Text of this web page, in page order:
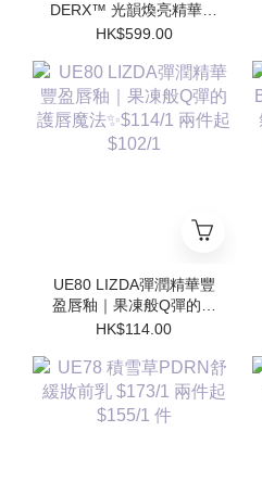
DERX™ 光韻煥亮精華霜
50ml $599/1 [*$958/2 送
[*$1437/3送 超勝肽爽膚
水15ml*8] *【Skin
Booster 系列任選6件送
超勝肽爽膚水15ml*8+超
勝肽安瓶10ml*8】
HK$599.00
UE80 LIZDA彈潤精華豐
盈唇釉｜果凍般Q彈的護
唇魔法✨$114/1 兩件起
HK$114.00